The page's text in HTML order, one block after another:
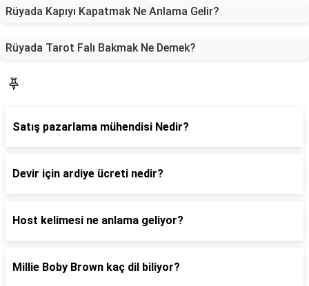
Rüyada Kapıyı Kapatmak Ne Anlama Gelir?
Rüyada Tarot Falı Bakmak Ne Demek?
Satış pazarlama mühendisi Nedir?
Devir için ardiye ücreti nedir?
Host kelimesi ne anlama geliyor?
Millie Boby Brown kaç dil biliyor?